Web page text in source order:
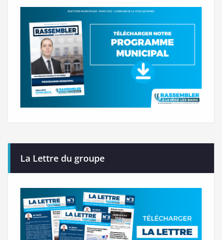
La Lettre du groupe